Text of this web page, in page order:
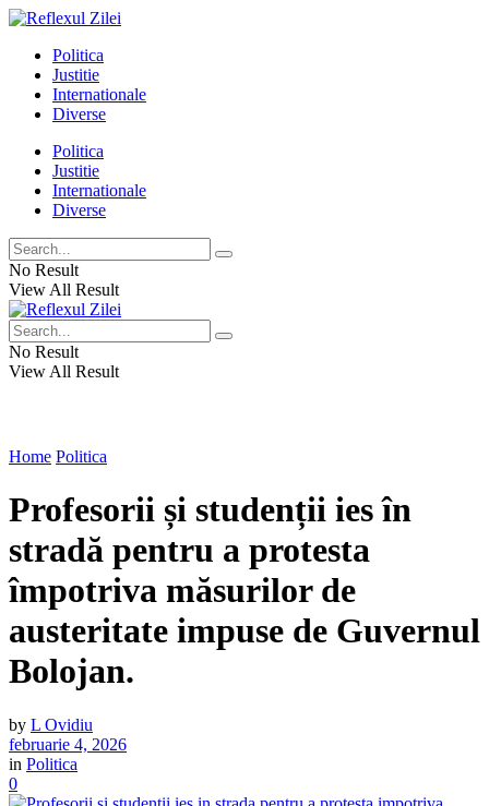
Politica
Justitie
Internationale
Diverse
Politica
Justitie
Internationale
Diverse
No Result
View All Result
No Result
View All Result
Home Politica
Profesorii și studenții ies în
stradă pentru a protesta
împotriva măsurilor de
austeritate impuse de Guvernul
Bolojan.
by L Ovidiu
februarie 4, 2026
in Politica
0